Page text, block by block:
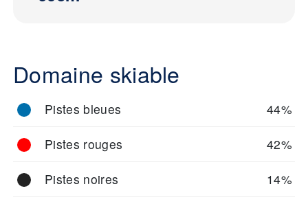
Domaine skiable
Pistes bleues 44%
Pistes rouges 42%
Pistes noires 14%